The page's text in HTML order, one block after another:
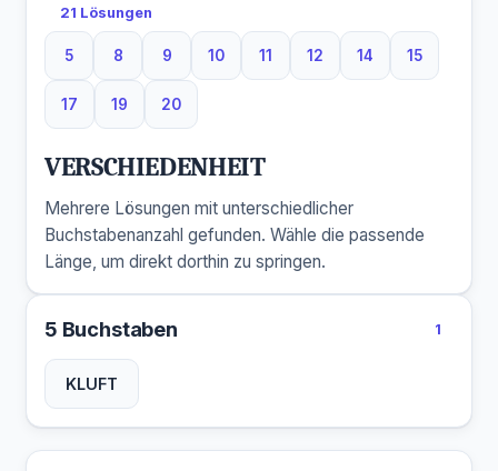
21 Lösungen
5
5 Buchstaben
8
8 Buchstaben
9
9 Buchstaben
10
10 Buchstaben
11
11 Buchstaben
12
12 Buchstaben
14
14 Buchstaben
15
15
17
17 Buchstaben
19
19 Buchstaben
20
20 Buchstaben
VERSCHIEDENHEIT
Mehrere Lösungen mit unterschiedlicher
Buchstabenanzahl gefunden. Wähle die passende
Länge, um direkt dorthin zu springen.
5 Buchstaben 1
KLUFT